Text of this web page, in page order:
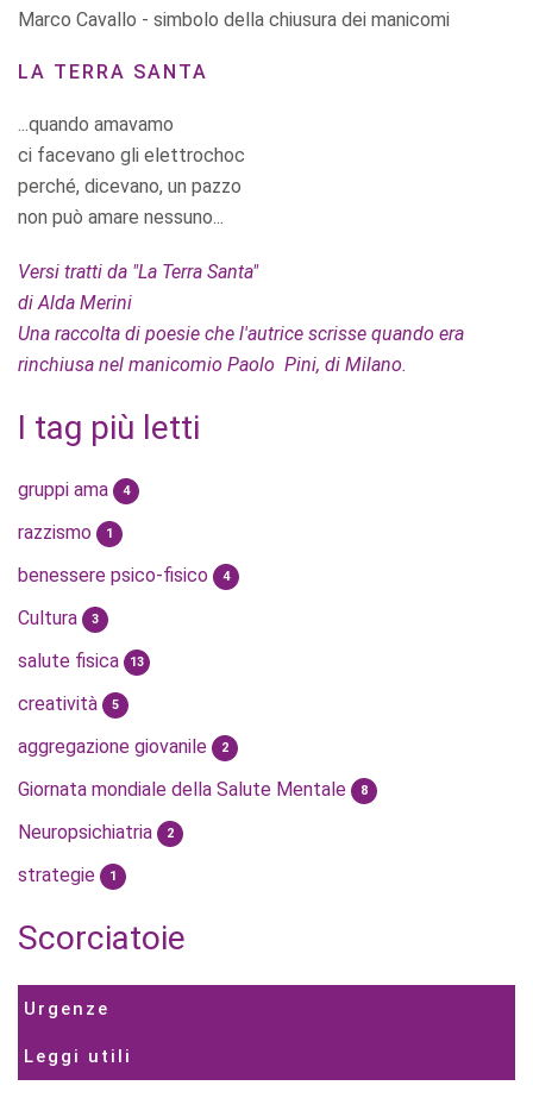
Marco Cavallo - simbolo della chiusura dei manicomi
LA TERRA SANTA
...quando amavamo
ci facevano gli elettrochoc
perché, dicevano, un pazzo
non può amare nessuno...
Versi tratti da "La Terra Santa"
di Alda Merini
Una raccolta di poesie che l'autrice scrisse quando era
rinchiusa nel manicomio Paolo Pini, di Milano.
I tag più letti
gruppi ama 4
razzismo 1
benessere psico-fisico 4
Cultura 3
salute fisica 13
creatività 5
aggregazione giovanile 2
Giornata mondiale della Salute Mentale 8
Neuropsichiatria 2
strategie 1
Scorciatoie
Urgenze
Leggi utili